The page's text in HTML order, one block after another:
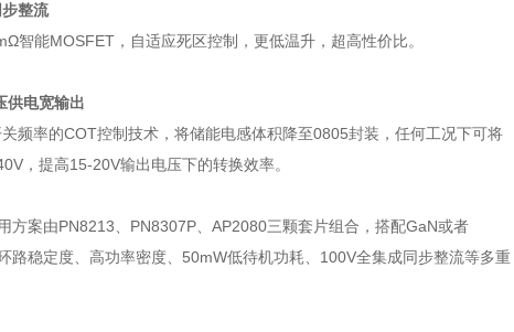
步整流
能MOSFET，自适应死区控制，更低温升，超高性价比。
供电宽输出
率的COT控制技术，将储能电感体积降至0805封装，任何工况下可将
，提高15-20V输出电压下的转换效率。
案由PN8213、PN8307P、AP2080三颗套片组合，搭配GaN或者
路稳定度、高功率密度、50mW低待机功耗、100V全集成同步整流等多重